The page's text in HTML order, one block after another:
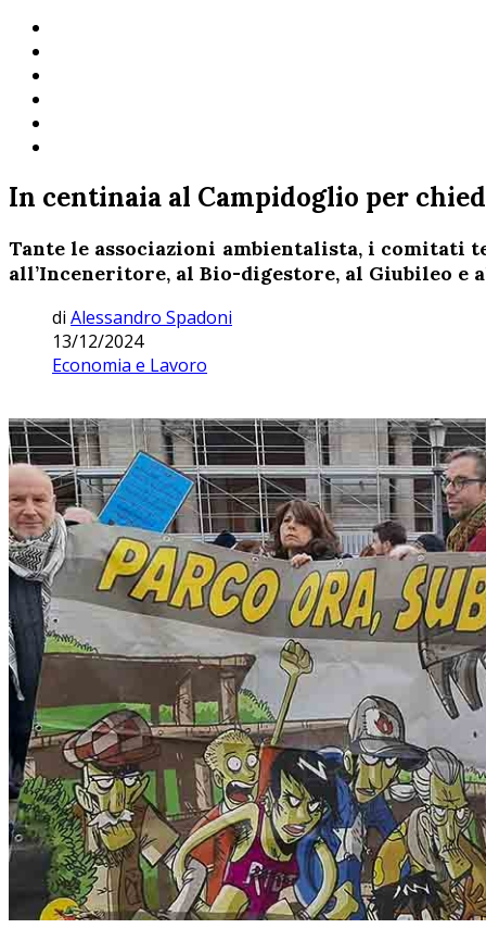
In centinaia al Campidoglio per
Tante le associazioni ambientalista, i
all’Inceneritore, al Bio-digestore, al Giubileo
di Alessandro Spadoni
13/12/2024
Economia e Lavoro